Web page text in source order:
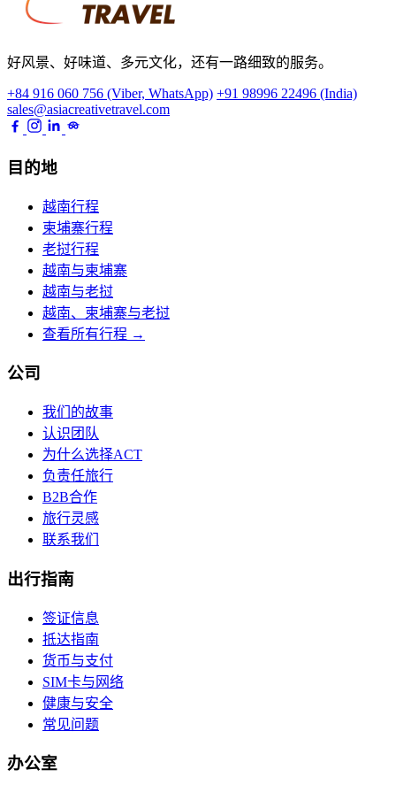
好风景、好味道、多元文化，还有一路细致的服务。
+84 916 060 756 (Viber, WhatsApp) +91 98996 22496 (India)
sales@asiacreativetravel.com
目的地
越南行程
柬埔寨行程
老挝行程
越南与柬埔寨
越南与老挝
越南、柬埔寨与老挝
查看所有行程 →
公司
我们的故事
认识团队
为什么选择ACT
负责任旅行
B2B合作
旅行灵感
联系我们
出行指南
签证信息
抵达指南
货币与支付
SIM卡与网络
健康与安全
常见问题
办公室